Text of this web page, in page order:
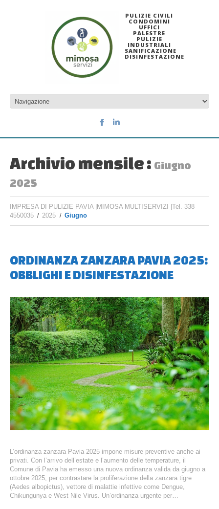
PULIZIE CIVILI
CONDOMINI
UFFICI
PALESTRE
PULIZIE
INDUSTRIALI
SANIFICAZIONE
DISINFESTAZIONE
Archivio mensile : Giugno
2025
IMPRESA DI PULIZIE PAVIA |MIMOSA MULTISERVIZI |Tel. 338
4550035
2025 Giugno
ORDINANZA ZANZARA PAVIA 2025:
OBBLIGHI E DISINFESTAZIONE
L’ordinanza zanzara Pavia 2025 impone misure preventive anche ai
privati. Con l’arrivo dell’estate e l’aumento delle temperature, il
Comune di Pavia ha emesso una nuova ordinanza valida da giugno a
ottobre 2025, per contrastare la proliferazione della zanzara tigre
(Aedes albopictus), vettore di malattie infettive come Dengue,
Chikungunya e West Nile Virus. Un’ordinanza urgente per…